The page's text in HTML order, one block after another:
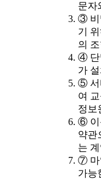
문자
③ 비
기
의
④ 단
가
⑤ 서
여
정보
⑥ 이
약관
는
⑦ 마
가능